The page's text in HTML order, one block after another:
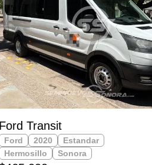
Ford Transit
Ford 2020
Estandar
Hermosillo
Sonora